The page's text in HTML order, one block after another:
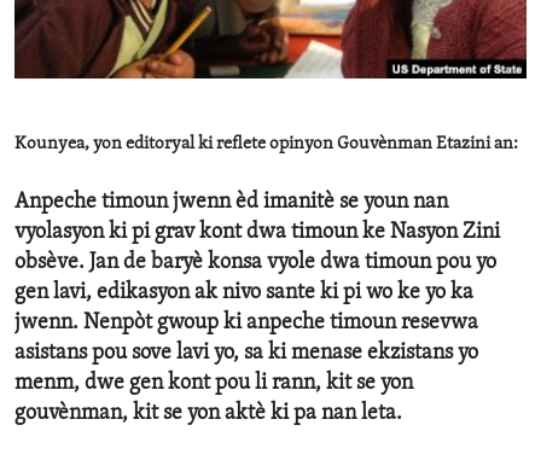
ENVIRONMENT AND HEALTH
IDEALS AND INSTITUTIONS
Kounyea, yon editoryal ki reflete opinyon Gouvènman Etazini an:
Anpeche timoun jwenn èd imanitè se youn nan
vyolasyon ki pi grav kont dwa timoun ke Nasyon Zini
obsève. Jan de baryè konsa vyole dwa timoun pou yo
gen lavi, edikasyon ak nivo sante ki pi wo ke yo ka
jwenn. Nenpòt gwoup ki anpeche timoun resevwa
asistans pou sove lavi yo, sa ki menase ekzistans yo
menm, dwe gen kont pou li rann, kit se yon
gouvènman, kit se yon aktè ki pa nan leta.